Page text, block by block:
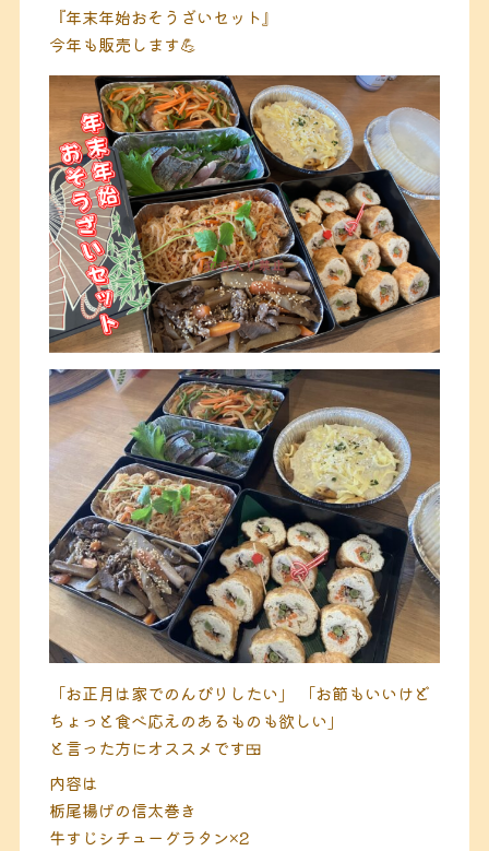
『年末年始おそうざいセット』
今年も販売します💪
「お正月は家でのんびりしたい」
「お節もいいけど
ちょっと食べ応えのあるものも欲しい」
と言った方にオススメです🍱
内容は
栃尾揚げの信太巻き
牛すじシチューグラタン×2